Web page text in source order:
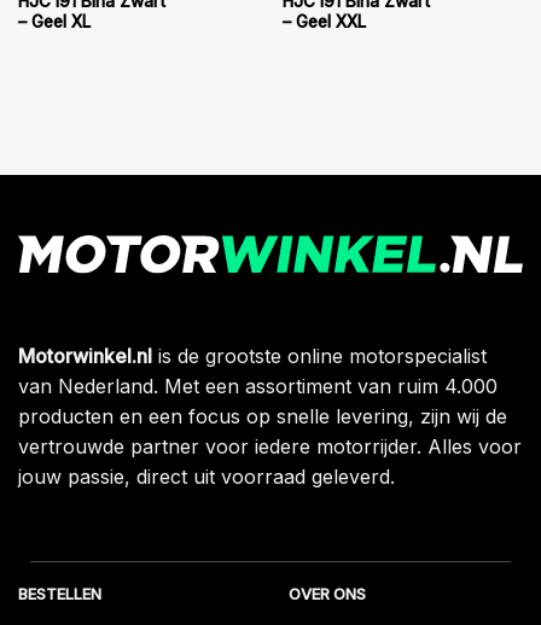
– Geel XL
– Geel XXL
Motorwinkel.nl is de grootste online motorspecialist
van Nederland. Met een assortiment van ruim 4.000
producten en een focus op snelle levering, zijn wij de
vertrouwde partner voor iedere motorrijder. Alles voor
jouw passie, direct uit voorraad geleverd.
BESTELLEN OVER ONS